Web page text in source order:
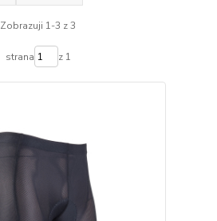
Zobrazuji 1-3 z 3
strana z 1